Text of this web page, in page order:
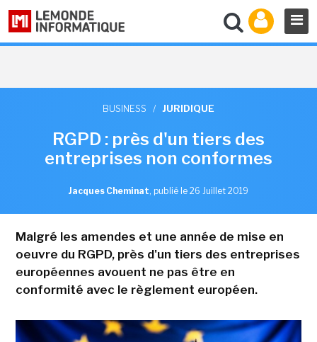
BUSINESS / JURIDIQUE
RGPD : près d'un tiers des
entreprises non conformes
Jacques Cheminat, publié le 26 Juillet 2019
Malgré les amendes et une année de mise en
oeuvre du RGPD, près d'un tiers des entreprises
européennes avouent ne pas être en
conformité avec le règlement européen.